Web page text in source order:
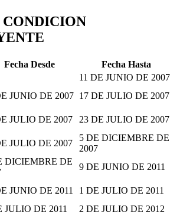
Fecha Desde
Fecha Hasta
11 DE JUNIO DE 2007
JUNIO DE 2007 17 DE JULIO DE 2007
JULIO DE 2007 23 DE JULIO DE 2007
JULIO DE 2007
5 DE DICIEMBRE DE
2007
DICIEMBRE DE
9 DE JUNIO DE 2011
JUNIO DE 2011
1 DE JULIO DE 2011
JULIO DE 2011
2 DE JULIO DE 2012